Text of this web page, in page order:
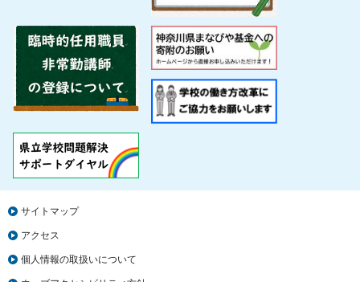
サイトマップ
アクセス
個人情報の取扱いについて